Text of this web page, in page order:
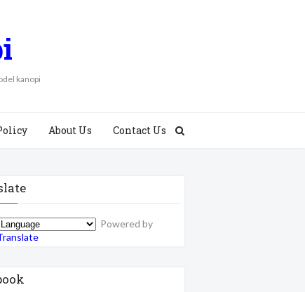
kanopi
About Us Contact Us
Powered by